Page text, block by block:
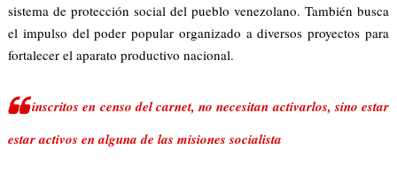
sistema de protección social del pueblo venezolano. También busca
el impulso del poder popular organizado a diversos proyectos para
fortalecer el aparato productivo nacional.
Los inscritos en censo del carnet, no necesitan activarlos, sino estar
estar activos en alguna de las misiones socialista